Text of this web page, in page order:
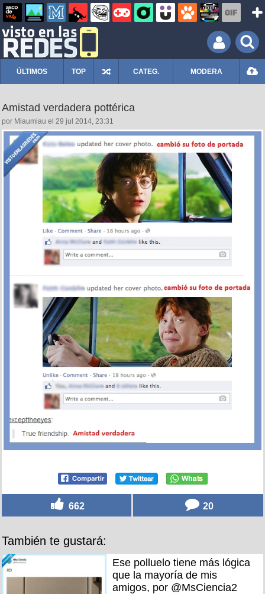
ÚLTIMOS TOP CATEG. MODERA
Amistad verdadera pottérica
por Miaumiau el 29 jul 2014, 23:31
662 20
También te gustará:
Ese polluelo tiene más lógica
que la mayoría de mis
amigos, por @MsCiencia2